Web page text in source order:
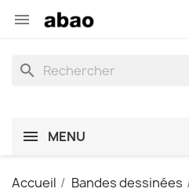

search
MENU
Accueil Bandes dessinées